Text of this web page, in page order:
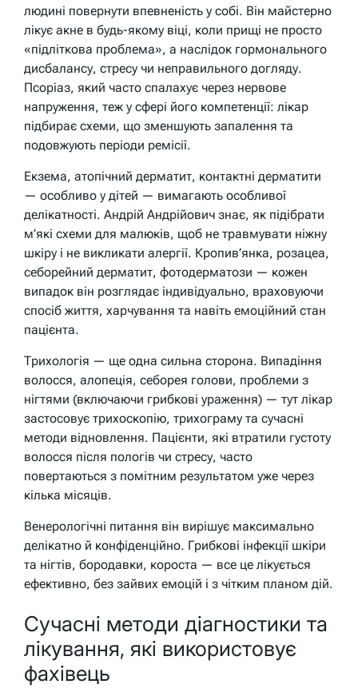
людині повернути впевненість у собі. Він майстерно
лікує акне в будь-якому віці, коли прищі не просто
«підліткова проблема», а наслідок гормонального
дисбалансу, стресу чи неправильного догляду.
Псоріаз, який часто спалахує через нервове
напруження, теж у сфері його компетенції: лікар
підбирає схеми, що зменшують запалення та
подовжують періоди ремісії.
Екзема, атопічний дерматит, контактні дерматити
— особливо у дітей — вимагають особливої
делікатності. Андрій Андрійович знає, як підібрати
м’які схеми для малюків, щоб не травмувати ніжну
шкіру і не викликати алергії. Кропив’янка, розацеа,
себорейний дерматит, фотодерматози — кожен
випадок він розглядає індивідуально, враховуючи
спосіб життя, харчування та навіть емоційний стан
пацієнта.
Трихологія — ще одна сильна сторона. Випадіння
волосся, алопеція, себорея голови, проблеми з
нігтями (включаючи грибкові ураження) — тут лікар
застосовує трихоскопію, трихограму та сучасні
методи відновлення. Пацієнти, які втратили густоту
волосся після пологів чи стресу, часто
повертаються з помітним результатом уже через
кілька місяців.
Венерологічні питання він вирішує максимально
делікатно й конфіденційно. Грибкові інфекції шкіри
та нігтів, бородавки, короста — все це лікується
ефективно, без зайвих емоцій і з чітким планом дій.
Сучасні методи діагностики та
лікування, які використовує
фахівець